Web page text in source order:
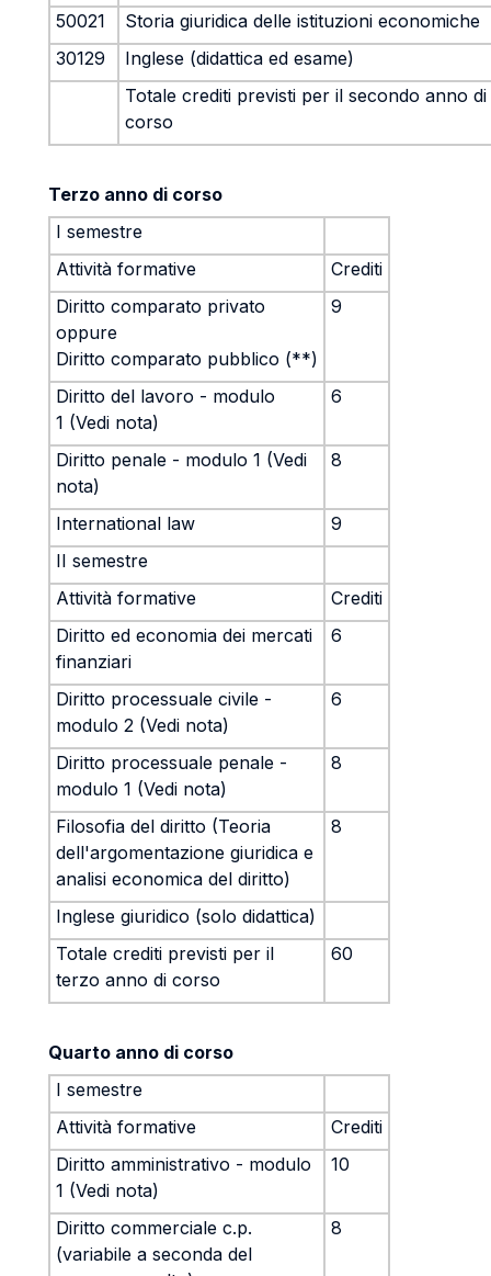
50021
Storia giuridica delle istituzioni economiche
30129
Inglese (didattica ed esame)
Totale crediti previsti per il secondo anno di
corso
Terzo anno di corso
I semestre
Attività formative
Crediti
Diritto comparato privato
oppure
Diritto comparato pubblico (**)
9
Diritto del lavoro - modulo
1 (Vedi nota)
6
Diritto penale - modulo 1 (Vedi
nota)
8
International law
9
II semestre
Attività formative
Crediti
Diritto ed economia dei mercati
finanziari
6
Diritto processuale civile -
modulo 2 (Vedi nota)
6
Diritto processuale penale -
modulo 1 (Vedi nota)
8
Filosofia del diritto (Teoria
dell'argomentazione giuridica e
analisi economica del diritto)
8
Inglese giuridico (solo didattica)
Totale crediti previsti per il
terzo anno di corso
60
Quarto anno di corso
I semestre
Attività formative
Crediti
Diritto amministrativo - modulo
1 (Vedi nota)
10
Diritto commerciale c.p.
(variabile a seconda del
8